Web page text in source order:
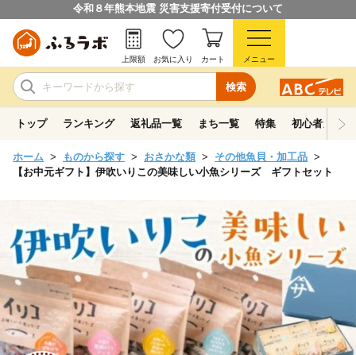
令和８年熊本地震 災害支援寄付受付について
検索
上限額 お気に入り カート メニュー
トップ ランキング 返礼品一覧 まち一覧 特集 初心者ガイド
ホーム ものから探す おさかな類
その他魚貝・加工品
【お中元ギフト】伊吹いりこの美味しい小魚シリーズ ギフトセット